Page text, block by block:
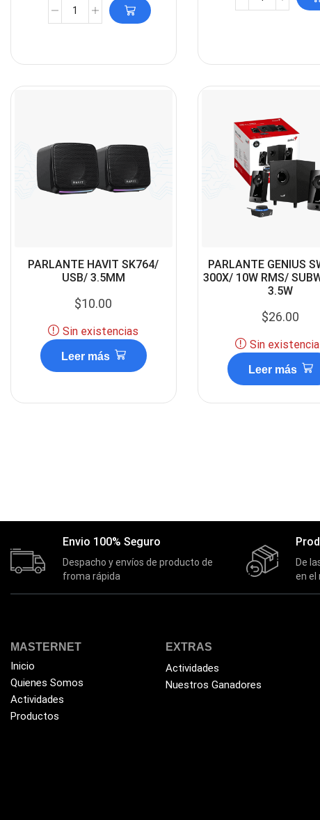
PARLANTE HAVIT SK764/
USB/ 3.5MM
$10.00
Sin existencias
Leer más
PARLANTE GENIUS
300X/ 10W RMS/
3.5W
$26.00
Sin
Leer más
Envio 100% Seguro
Despacho y envíos de producto de
froma rápida
De
en el
MASTERNET
Inicio
Quienes Somos
Actividades
Productos
EXTRAS
Actividades
Nuestros Ganadores